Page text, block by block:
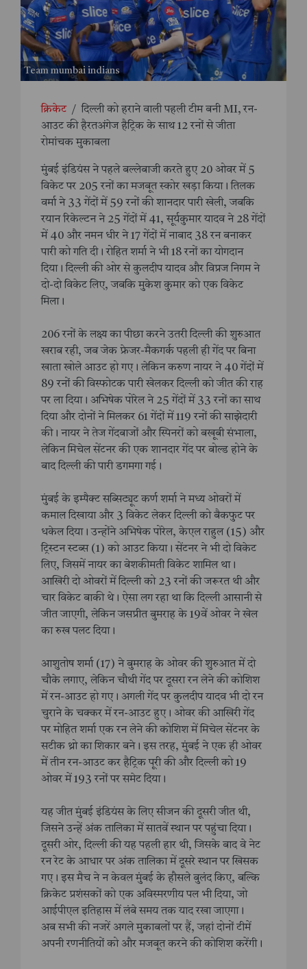
Team mumbai indians
क्रिकेट / दिल्ली को हराने वाली पहली टीम बनी MI, रन-
आउट की हैरतअंगेज हैट्रिक के साथ 12 रनों से जीता
रोमांचक मुकाबला
मुंबई इंडियंस ने पहले बल्लेबाजी करते हुए 20 ओवर में 5
विकेट पर 205 रनों का मजबूत स्कोर खड़ा किया। तिलक
वर्मा ने 33 गेंदों में 59 रनों की शानदार पारी खेली, जबकि
रयान रिकेल्टन ने 25 गेंदों में 41, सूर्यकुमार यादव ने 28 गेंदों
में 40 और नमन धीर ने 17 गेंदों में नाबाद 38 रन बनाकर
पारी को गति दी। रोहित शर्मा ने भी 18 रनों का योगदान
दिया। दिल्ली की ओर से कुलदीप यादव और विप्रज निगम ने
दो-दो विकेट लिए, जबकि मुकेश कुमार को एक विकेट
मिला।
206 रनों के लक्ष्य का पीछा करने उतरी दिल्ली की शुरुआत
खराब रही, जब जेक फ्रेजर-मैकगर्क पहली ही गेंद पर बिना
खाता खोले आउट हो गए। लेकिन करुण नायर ने 40 गेंदों में
89 रनों की विस्फोटक पारी खेलकर दिल्ली को जीत की राह
पर ला दिया। अभिषेक पोरेल ने 25 गेंदों में 33 रनों का साथ
दिया और दोनों ने मिलकर 61 गेंदों में 119 रनों की साझेदारी
की। नायर ने तेज गेंदबाजों और स्पिनरों को बखूबी संभाला,
लेकिन मिचेल सेंटनर की एक शानदार गेंद पर बोल्ड होने के
बाद दिल्ली की पारी डगमगा गई।
मुंबई के इम्पैक्ट सब्सिट्यूट कर्ण शर्मा ने मध्य ओवरों में
कमाल दिखाया और 3 विकेट लेकर दिल्ली को बैकफुट पर
धकेल दिया। उन्होंने अभिषेक पोरेल, केएल राहुल (15) और
ट्रिस्टन स्टब्स (1) को आउट किया। सेंटनर ने भी दो विकेट
लिए, जिसमें नायर का बेशकीमती विकेट शामिल था।
आखिरी दो ओवरों में दिल्ली को 23 रनों की जरूरत थी और
चार विकेट बाकी थे। ऐसा लग रहा था कि दिल्ली आसानी से
जीत जाएगी, लेकिन जसप्रीत बुमराह के 19वें ओवर ने खेल
का रुख पलट दिया।
आशुतोष शर्मा (17) ने बुमराह के ओवर की शुरुआत में दो
चौके लगाए, लेकिन चौथी गेंद पर दूसरा रन लेने की कोशिश
में रन-आउट हो गए। अगली गेंद पर कुलदीप यादव भी दो रन
चुराने के चक्कर में रन-आउट हुए। ओवर की आखिरी गेंद
पर मोहित शर्मा एक रन लेने की कोशिश में मिचेल सेंटनर के
सटीक थ्रो का शिकार बने। इस तरह, मुंबई ने एक ही ओवर
में तीन रन-आउट कर हैट्रिक पूरी की और दिल्ली को 19
ओवर में 193 रनों पर समेट दिया।
यह जीत मुंबई इंडियंस के लिए सीजन की दूसरी जीत थी,
जिसने उन्हें अंक तालिका में सातवें स्थान पर पहुंचा दिया।
दूसरी ओर, दिल्ली की यह पहली हार थी, जिसके बाद वे नेट
रन रेट के आधार पर अंक तालिका में दूसरे स्थान पर खिसक
गए। इस मैच ने न केवल मुंबई के हौसले बुलंद किए, बल्कि
क्रिकेट प्रशंसकों को एक अविस्मरणीय पल भी दिया, जो
आईपीएल इतिहास में लंबे समय तक याद रखा जाएगा।
अब सभी की नजरें अगले मुकाबलों पर हैं, जहां दोनों टीमें
अपनी रणनीतियों को और मजबूत करने की कोशिश करेंगी।